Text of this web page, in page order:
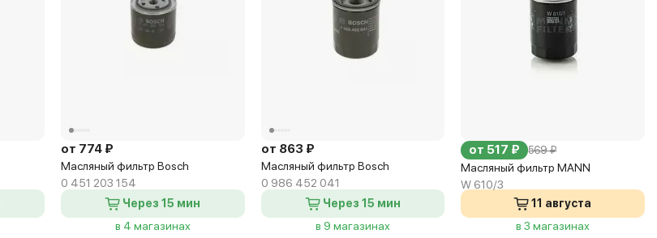
от 774 ₽
Масляный фильтр Bosch
0 451 203 154
Через 15 мин
в 4 магазинах
от 863 ₽
Масляный фильтр Bosch
0 986 452 041
Через 15 мин
в 9 магазинах
от 517 ₽ 569 ₽
Масляный фильтр MANN
W 610/3
11 августа
в 3 магазинах